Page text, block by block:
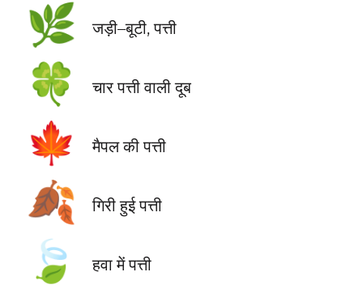
🌿 जड़ी–बूटी, पत्ती
🍀 चार पत्ती वाली दूब
🍁 मैपल की पत्ती
🍂 गिरी हुई पत्ती
🍃 हवा में पत्ती